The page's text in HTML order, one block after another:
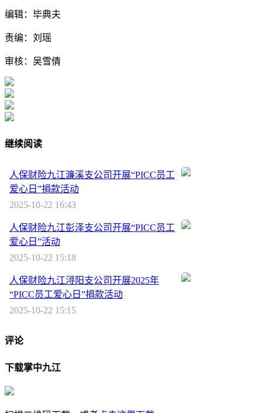
编辑：毕典夫
责编：刘瑶
审核：吴雪倩
继续阅读
人保财险九江濂溪支公司开展“PICC员工
爱心日”捐款活动
2025-10-22 16:43
人保财险九江彭泽支公司开展“PICC员工
爱心日”活动
2025-10-22 15:18
人保财险九江浔阳支公司开展2025年
“PICC员工爱心日”捐款活动
2025-10-22 15:15
评论
下载掌中九江